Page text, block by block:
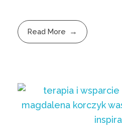
Read More